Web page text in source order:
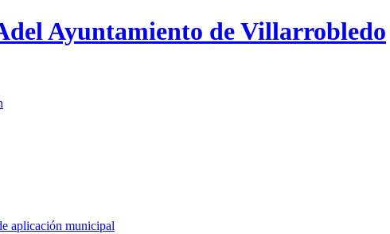
del Ayuntamiento de Villarrobledo
aplicación municipal